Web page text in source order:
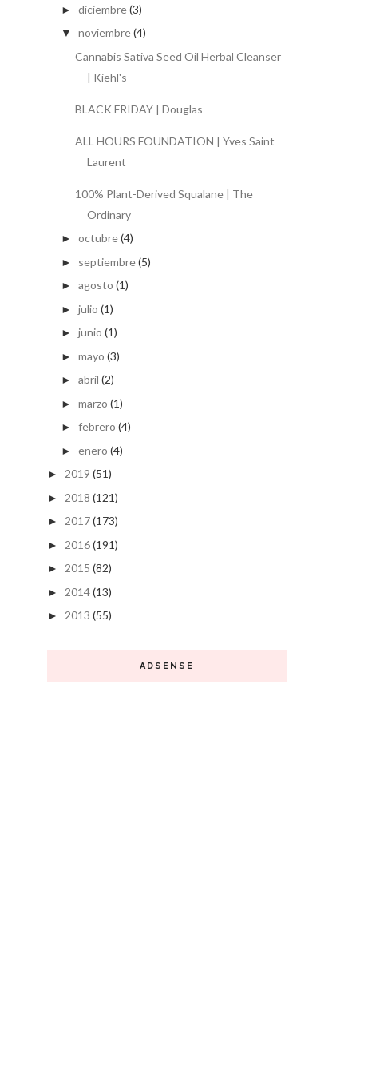
► diciembre(3)
▼ noviembre(4)
Cannabis Sativa Seed Oil Herbal Cleanser
| Kiehl's
BLACK FRIDAY | Douglas
ALL HOURS FOUNDATION | Yves Saint
Laurent
100% Plant-Derived Squalane | The
Ordinary
► octubre(4)
► septiembre(5)
► agosto (1)
► julio (1)
► junio (1)
► mayo (3)
► abril (2)
► marzo (1)
► febrero (4)
► enero (4)
► 2019 (51)
► 2018 (121)
► 2017(173)
► 2016(191)
► 2015 (82)
► 2014(13)
► 2013 (55)
ADSENSE